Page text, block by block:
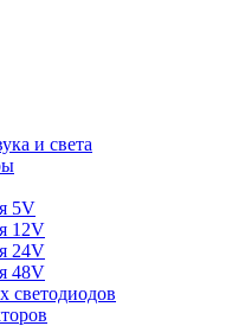
и света
5V
12V
24V
48V
светодиодов